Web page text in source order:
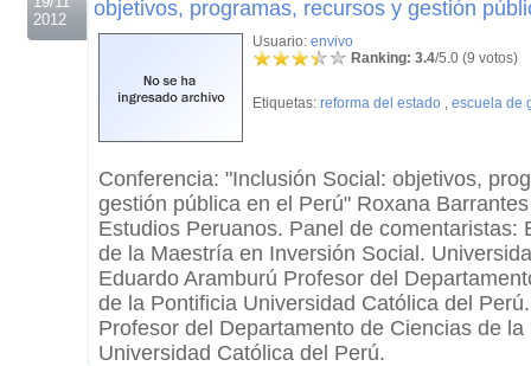
2012
objetivos, programas, recursos y gestión
Usuario: envivo
Ranking: 3.4/5.0 (9 votos)
Etiquetas: reforma del estado , escuela de
Conferencia: "Inclusión Social: objetivos,
gestión pública en el Perú" Roxana
Estudios Peruanos. Panel de comentaristas:
de la Maestría en Inversión Social.
Eduardo Aramburú Profesor del
de la Pontificia Universidad Católica del
Profesor del Departamento de Ciencias de
Universidad Católica del Perú.